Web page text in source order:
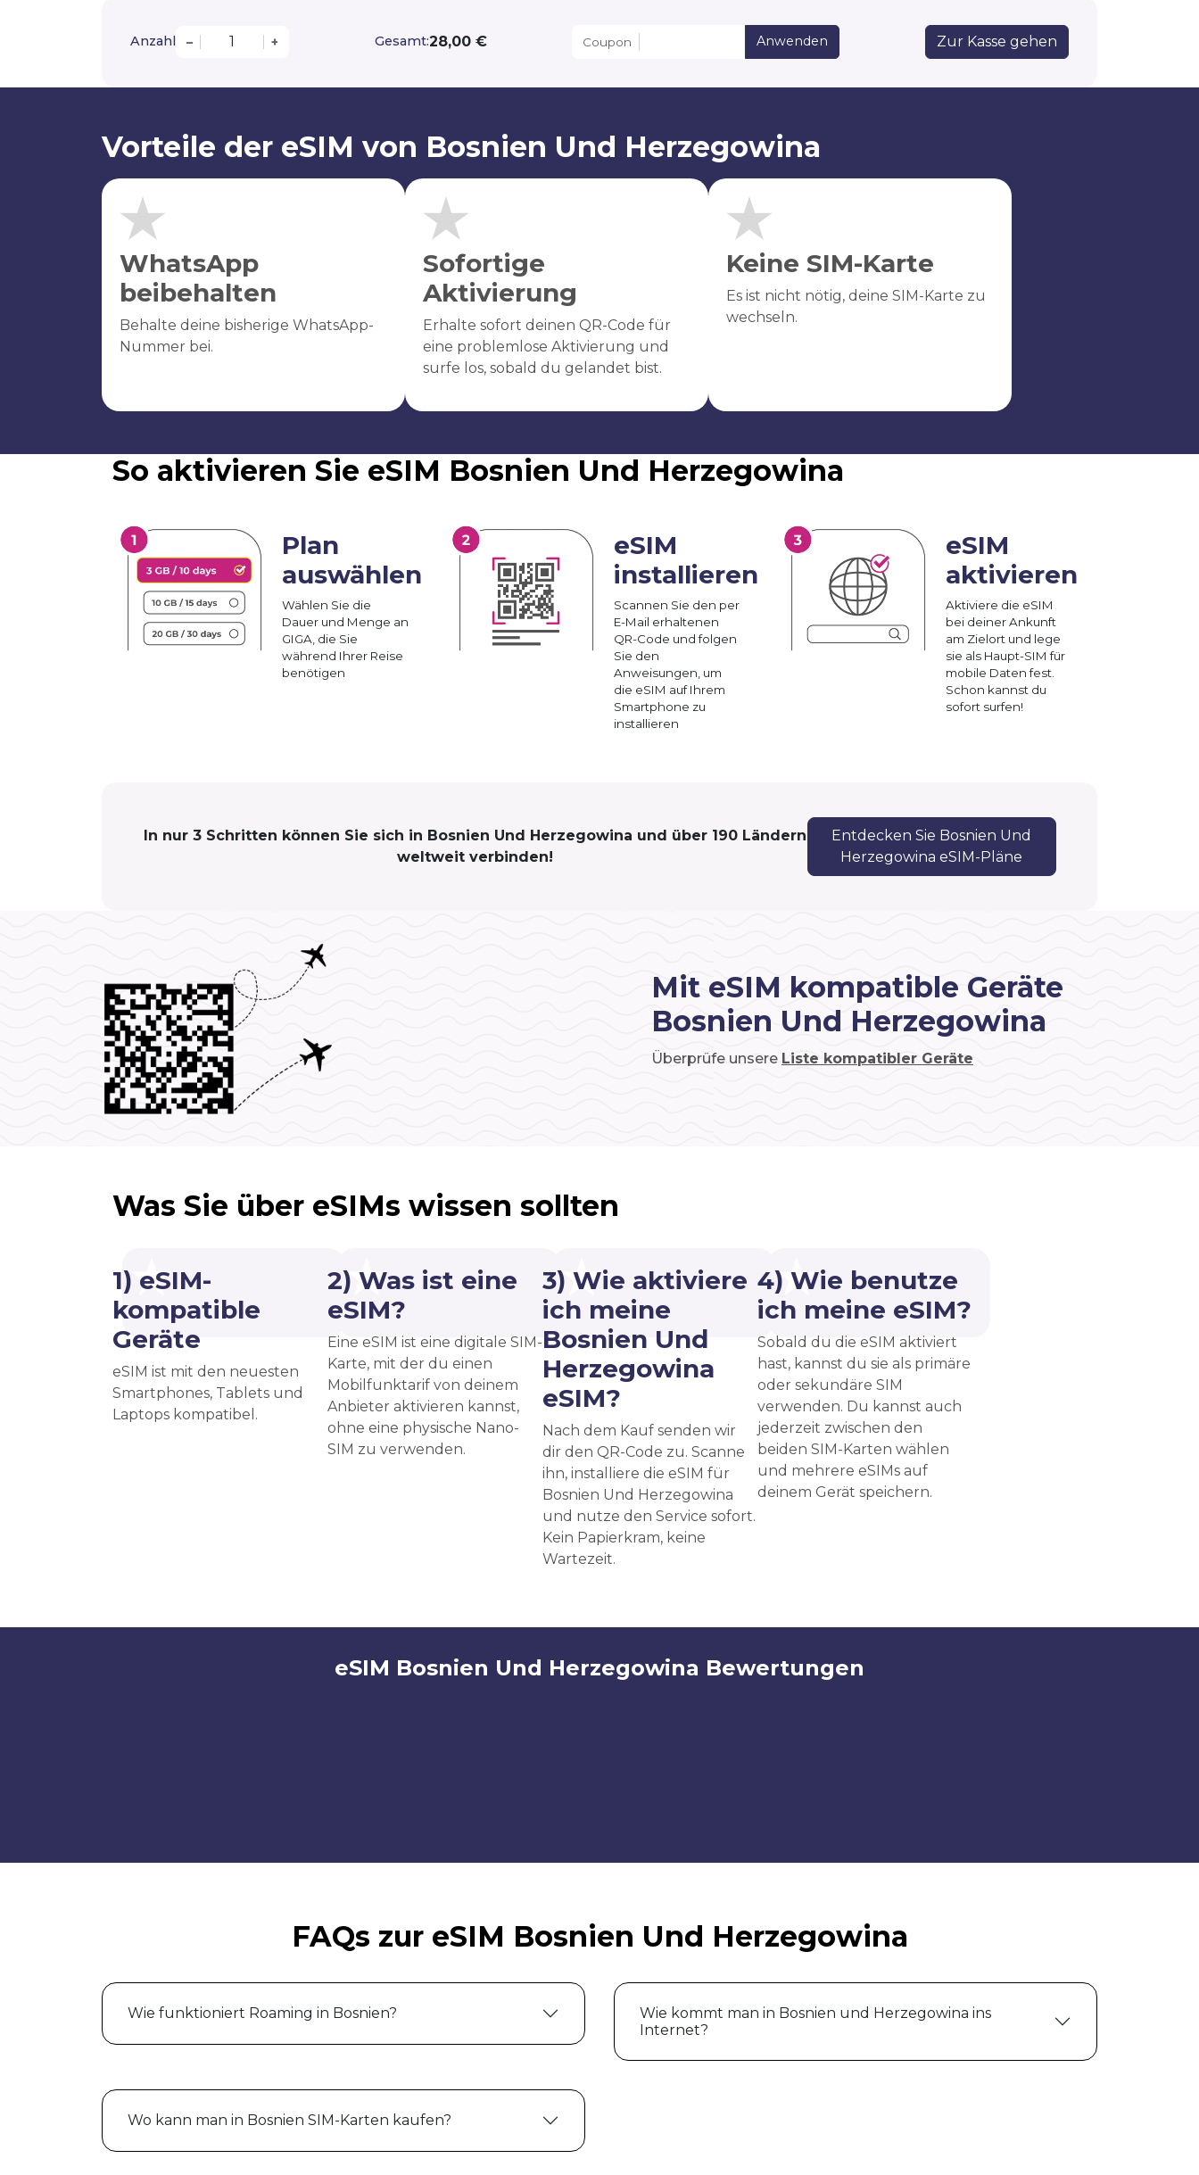
Anzahl – + Gesamt:28,00 € Coupon Anwenden Zur Kasse gehen
Vorteile der eSIM von Bosnien Und Herzegowina
WhatsApp
beibehalten
Behalte deine bisherige WhatsApp-
Nummer bei.
Sofortige
Aktivierung
Erhalte sofort deinen QR-Code für
eine problemlose Aktivierung und
surfe los, sobald du gelandet bist.
Keine SIM-Karte
Es ist nicht nötig, deine SIM-Karte zu
wechseln.
So aktivieren Sie eSIM Bosnien Und Herzegowina
Plan
auswählen
Wählen Sie die
Dauer und Menge an
GIGA, die Sie
während Ihrer Reise
benötigen
eSIM
installieren
Scannen Sie den per
E-Mail erhaltenen
QR-Code und folgen
Sie den
Anweisungen, um
die eSIM auf Ihrem
Smartphone zu
installieren
eSIM
aktivieren
Aktiviere die eSIM
bei deiner Ankunft
am Zielort und lege
sie als Haupt-SIM für
mobile Daten fest.
Schon kannst du
sofort surfen!
In nur 3 Schritten können Sie sich in Bosnien Und Herzegowina und über 190 Ländern
weltweit verbinden!
Entdecken Sie Bosnien Und
Herzegowina eSIM-Pläne
Mit eSIM kompatible Geräte
Bosnien Und Herzegowina
Überprüfe unsere Liste kompatibler Geräte
Was Sie über eSIMs wissen sollten
1) eSIM-
kompatible
Geräte
eSIM ist mit den neuesten
Smartphones, Tablets und
Laptops kompatibel.
2) Was ist eine
eSIM?
Eine eSIM ist eine digitale SIM-
Karte, mit der du einen
Mobilfunktarif von deinem
Anbieter aktivieren kannst,
ohne eine physische Nano-
SIM zu verwenden.
3) Wie aktiviere
ich meine
Bosnien Und
Herzegowina
eSIM?
Nach dem Kauf senden wir
dir den QR-Code zu. Scanne
ihn, installiere die eSIM für
Bosnien Und Herzegowina
und nutze den Service sofort.
Kein Papierkram, keine
Wartezeit.
4) Wie benutze
ich meine eSIM?
Sobald du die eSIM aktiviert
hast, kannst du sie als primäre
oder sekundäre SIM
verwenden. Du kannst auch
jederzeit zwischen den
beiden SIM-Karten wählen
und mehrere eSIMs auf
deinem Gerät speichern.
eSIM Bosnien Und Herzegowina Bewertungen
FAQs zur eSIM Bosnien Und Herzegowina
Wie funktioniert Roaming in Bosnien?
Wie kommt man in Bosnien und Herzegowina ins
Internet?
Wo kann man in Bosnien SIM-Karten kaufen?